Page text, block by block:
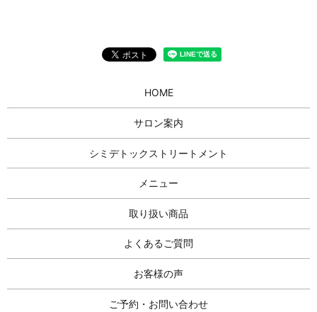
HOME
サロン案内
シミデトックストリートメント
メニュー
取り扱い商品
よくあるご質問
お客様の声
ご予約・お問い合わせ